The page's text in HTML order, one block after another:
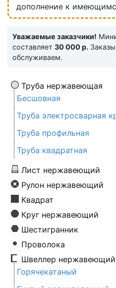
дополнение к
Уважаемые заказчики!
составляет 30 000 р.
обслуживаем.
Труба нержавеющая
Бесшовная
Труба электросварная
Труба профильная
Труба квадратная
Лист нержавеющий
Рулон нержавеющий
Квадрат
Круг нержавеющий
Шестигранник
Проволока
Швеллер нержавеющий
Горячекатаный